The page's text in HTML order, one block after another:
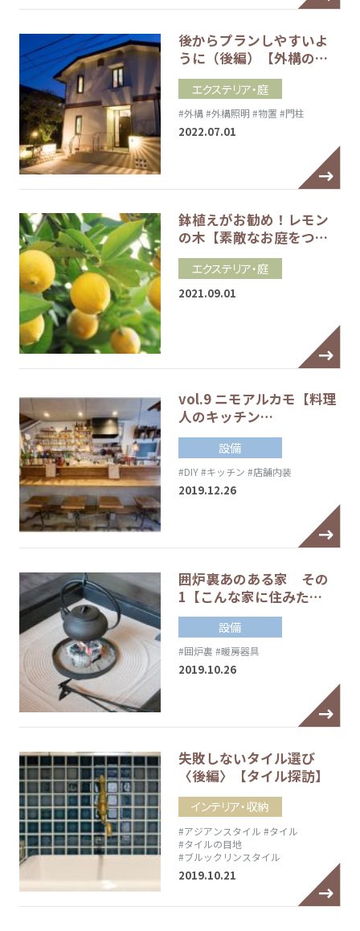
後からプランしやすいよ
うに（後編）【外構の…
エクステリア・庭
#外構#外構照明 #物置 #門柱
2022.07.01
鉢植えがお勧め！レモン
の木【素敵なお庭をつ…
エクステリア・庭
2021.09.01
vol.9 ニモアルカモ【料理
人のキッチン…
設備
#DIY#キッチン #店舗内装
2019.12.26
囲炉裏あのある家 その
1【こんな家に住みた…
設備
#囲炉裏 #暖房器具
2019.10.26
失敗しないタイル選び
〈後編〉【タイル探訪】
インテリア・収納
#アジアンスタイル #タイル
#タイルの目地
#ブルックリンスタイル
2019.10.21